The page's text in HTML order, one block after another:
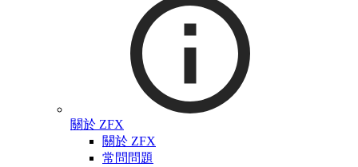
關於 ZFX
關於 ZFX
常問問題